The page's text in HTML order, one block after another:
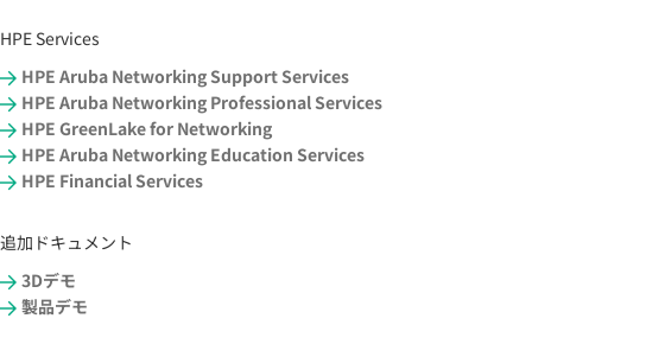
HPE Services
HPE Aruba Networking Support Services
HPE Aruba Networking Professional Services
HPE GreenLake for Networking
HPE Aruba Networking Education Services
HPE Financial Services
追加ドキュメント
3Dデモ
製品デモ